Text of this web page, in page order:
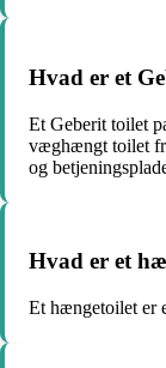
Hvad er et
Et Geberit toilet
væghængt toilet
og
Hvad er et
Et hængetoilet er